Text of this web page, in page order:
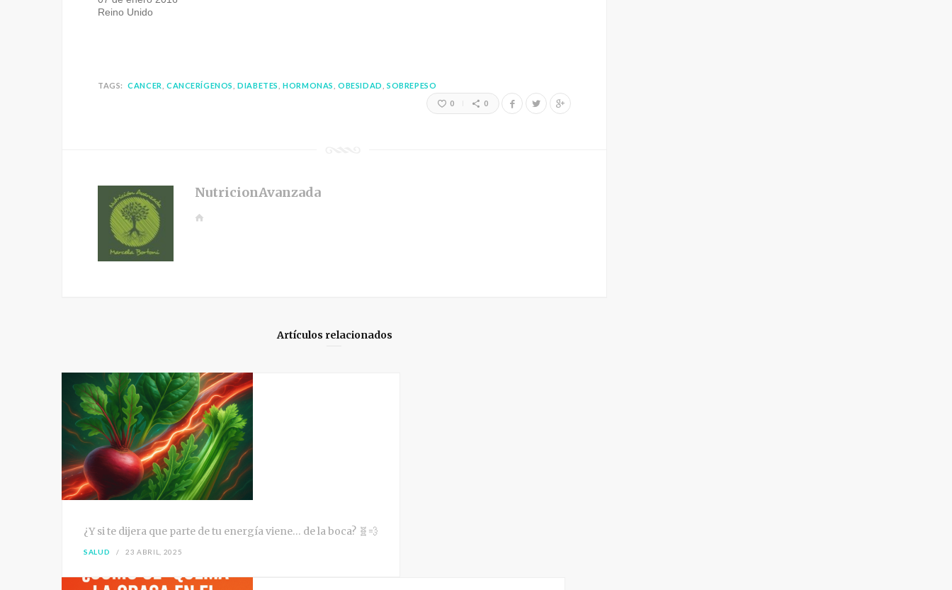
Reino Unido
TAGS: CANCER CANCERÍGENOS DIABETES HORMONAS OBESIDAD
SOBREPESO
0
0
NutricionAvanzada
W
Artículos relacionados
¿Y si te dijera que parte de tu energía viene… de la boca? 🧬💨
SALUD 23 ABRIL, 2025